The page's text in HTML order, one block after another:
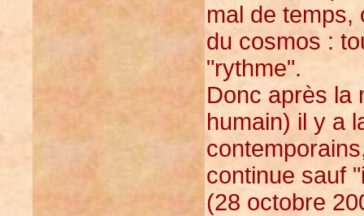
mal de temps,
du cosmos :
"rythme".
Donc après la
humain) il y a
continue sauf
(28 octobre